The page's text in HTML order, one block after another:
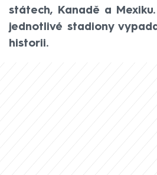
státech, Kanadě a
jednotlivé stadiony
historii.